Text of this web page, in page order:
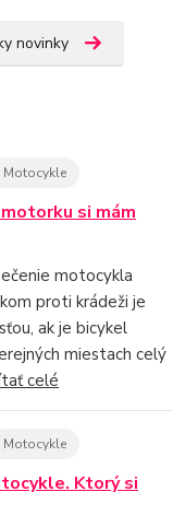
novinky
Motocykle
si mám
motocykla
proti krádeži je
ak je bicykel
miestach celý
celé
Motocykle
Ktorý si